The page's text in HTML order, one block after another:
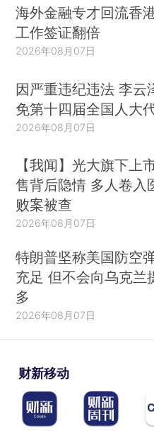
治世界”，这块东西非常
度的想象力和抽象的思
方式把它展现出来也是
其次，这个报告具有
强的现实含义。金融科
活影响也非常大，现在
上现在科幻正在变成科
术正在影响生活。从这
点深入发掘其中的问题
常不容易的。这份报告
务的工作者，包括对于
义。
第三，这份报告整个
节做出了非常专业的剖
案例，这个是非常不容
企业，和商业模式和
海外金融专才回流香
工作签证翻倍
2026年08月07日
因严重违纪违法 李云
免第十四届全国人大
2026年08月07日
【我闻】光大旗下上
售背后隐情 多人卷入
败案被查
2026年08月07日
特朗普坚称美国防空
充足 但不会向乌克兰
多
2026年08月07日
财新移动